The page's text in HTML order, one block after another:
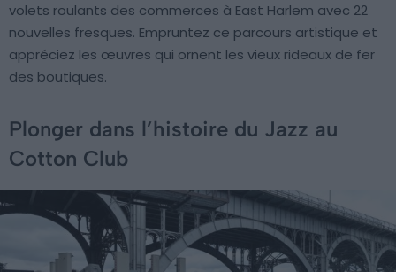
volets roulants des commerces à East Harlem avec 22
nouvelles fresques. Empruntez ce parcours artistique et
appréciez les œuvres qui ornent les vieux rideaux de fer
des boutiques.
Plonger dans l’histoire du Jazz au
Cotton Club